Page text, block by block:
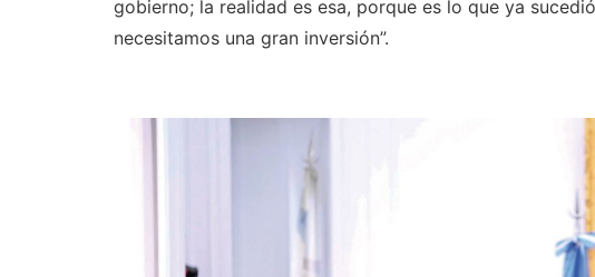
gobierno; la realidad es esa, porque es lo que ya
necesitamos una gran inversión”.